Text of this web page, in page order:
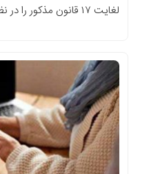
لغایت ۱۷ قانون مذکور را در نظر بگیرد .